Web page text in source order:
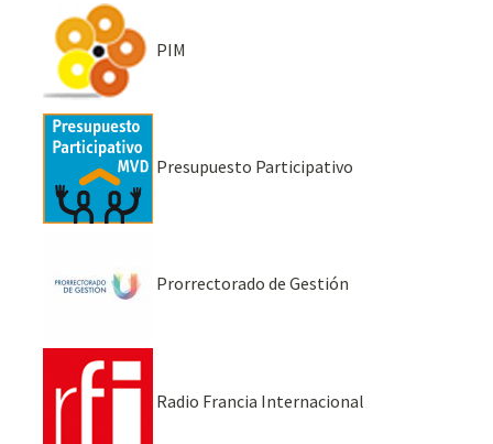
PIM
Presupuesto Participativo
Prorrectorado de Gestión
Radio Francia Internacional